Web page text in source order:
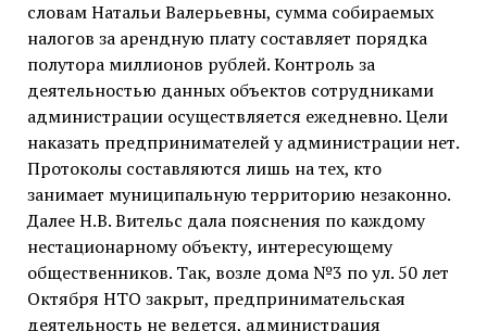
словам Натальи Валерьевны, сумма собираемых
налогов за арендную плату составляет порядка
полутора миллионов рублей. Контроль за
деятельностью данных объектов сотрудниками
администрации осуществляется ежедневно. Цели
наказать предпринимателей у администрации нет.
Протоколы составляются лишь на тех, кто
занимает муниципальную территорию незаконно.
Далее Н.В. Вительс дала пояснения по каждому
нестационарному объекту, интересующему
общественников. Так, возле дома №3 по ул. 50 лет
Октября НТО закрыт, предпринимательская
деятельность не ведется, администрация